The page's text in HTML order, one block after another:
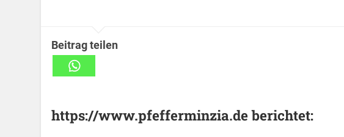
Beitrag teilen
https://www.pfefferminzia.de berichtet: